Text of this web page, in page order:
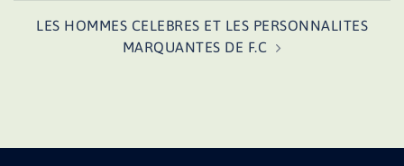
LES HOMMES CELEBRES ET LES PERSONNALITES
MARQUANTES DE F.C